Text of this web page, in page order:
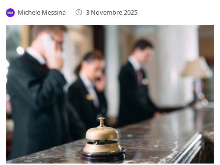
Michele Messina - 3 Novembre 2025